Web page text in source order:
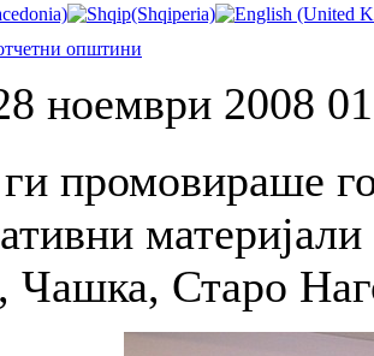
општини
ноември 2008
промовираше
Чашка, Старо